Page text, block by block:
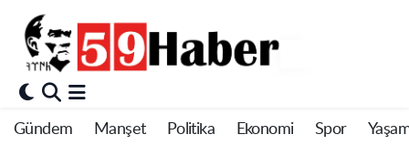
Gündem Manşet Politika Ekonomi Spor